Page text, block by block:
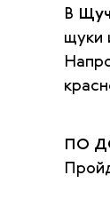
В
щуки
ПО